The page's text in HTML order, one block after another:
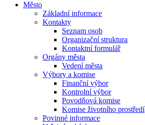
Město
Základní informace
Kontakty
Seznam osob
Organizační struktura
Kontaktní formulář
Orgány města
Vedení města
Výbory a komise
Finanční výbor
Kontrolní výbor
Povodňová komise
Komise životního prostředí
Povinné informace